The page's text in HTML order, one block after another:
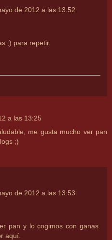
de 2012 a las 13:52
;) para repetir.
a las 13:25
me gusta mucho ver pan
;)
de 2012 a las 13:53
pan y lo cogimos con ganas.
aquí.